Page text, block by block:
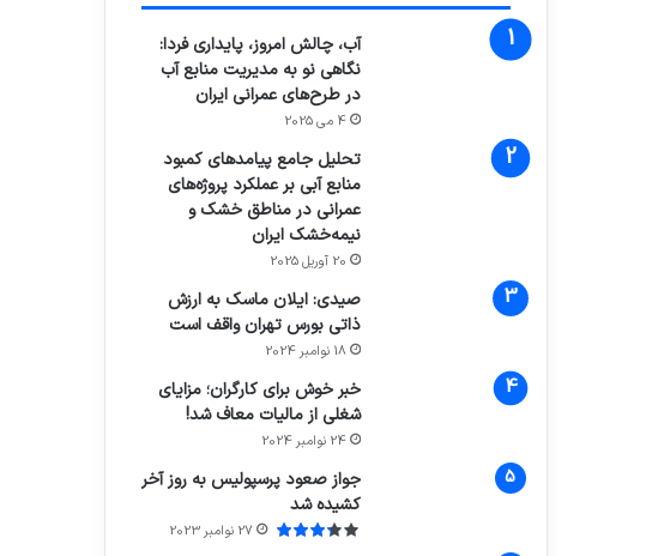
آب، چالش امروز، پایداری فردا:
نگاهی نو به مدیریت منابع آب
در طرح‌های عمرانی ایران
4 می 2025
تحلیل جامع پیامدهای کمبود
منابع آبی بر عملکرد پروژه‌های
عمرانی در مناطق خشک و
نیمه‌خشک ایران
20 آوریل 2025
صیدی: ایلان ماسک به ارزش
ذاتی بورس تهران واقف است
18 نوامبر 2024
خبر خوش برای کارگران؛ مزایای
شغلی از مالیات معاف شد!
24 نوامبر 2024
جواز صعود پرسپولیس به روز آخر
کشیده شد
27 نوامبر 2023